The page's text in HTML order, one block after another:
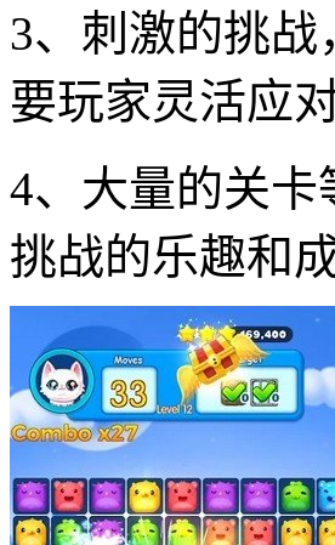
3、刺激的挑
要玩家灵活应
4、大量的关
挑战的乐趣和